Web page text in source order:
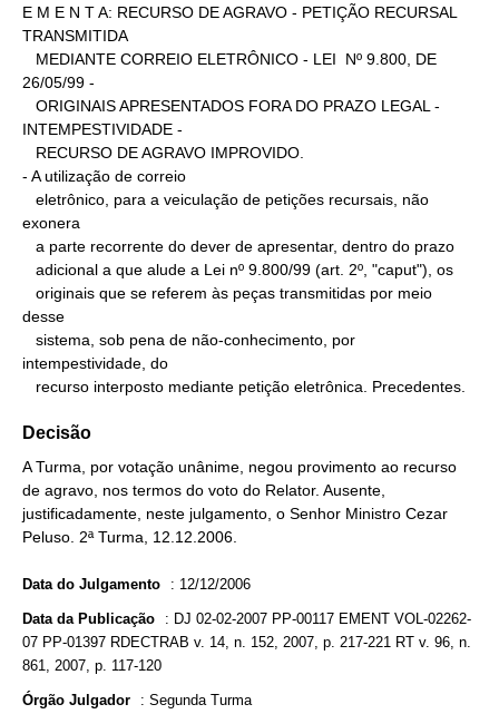
E M E N T A: RECURSO DE AGRAVO - PETIÇÃO RECURSAL
TRANSMITIDA
26/05/99 -
INTEMPESTIVIDADE -
- A utilização de correio
exonera
desse
intempestividade, do
   recurso interposto mediante petição eletrônica. Precedentes.
Decisão
A Turma, por votação unânime, negou provimento ao recurso
de agravo, nos termos do voto do Relator. Ausente,
justificadamente, neste julgamento, o Senhor Ministro Cezar
Peluso. 2ª Turma, 12.12.2006.
Data do Julgamento : 12/12/2006
Data da Publicação : DJ 02-02-2007 PP-00117 EMENT VOL-02262-
07 PP-01397 RDECTRAB v. 14, n. 152, 2007, p. 217-221 RT v. 96, n.
861, 2007, p. 117-120
Órgão Julgador : Segunda Turma